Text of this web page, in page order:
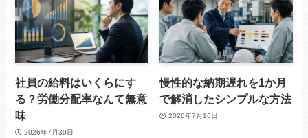
社員の給料はいくらにす
る？労働分配率なんて無意
味
2026年7月30日
慢性的な納期遅れを1か月
で解消したシンプルな方法
2026年7月16日